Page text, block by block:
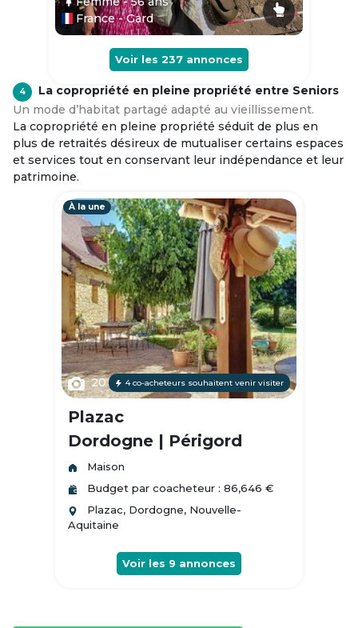
France - Gard
Voir les 237 annonces
4
La copropriété en pleine propriété entre Seniors
Un mode d’habitat partagé adapté au vieillissement.
La copropriété en pleine propriété séduit de plus en
plus de retraités désireux de mutualiser certains espaces
et services tout en conservant leur indépendance et leur
patrimoine.
À la une
20 4 co-acheteurs souhaitent venir visiter
Plazac
Dordogne | Périgord
Maison
Budget par coacheteur : 86,646 €
Plazac, Dordogne, Nouvelle-
Aquitaine
Voir les 9 annonces